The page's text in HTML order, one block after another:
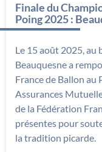
Finale du
Poing 2025 :
Le 15 août 2025, au
Beauquesne a
France de Ballon au
Assurances
de la Fédération
présentes pour
la tradition picarde.